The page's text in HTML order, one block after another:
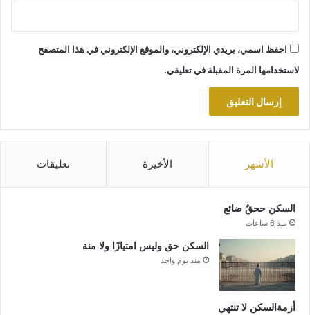
احفظ اسمي، بريدي الإلكتروني، والموقع الإلكتروني في هذا المتصفح
لاستخدامها المرة المقبلة في تعليقي.
الأشهر الأخيرة تعليقات
السكن ححقٌ ضائع
منذ 6 ساعات
السكن حق وليس امتيازًا ولا منة
منذ يوم واحد
أزمةالسكن لا تنتهي